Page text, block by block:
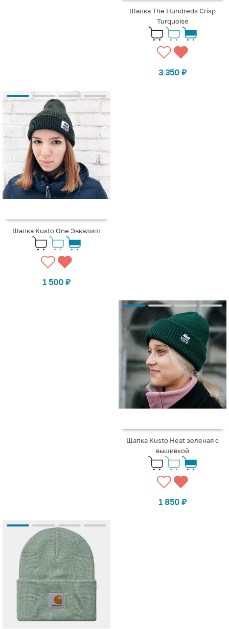
Шапка The Hundreds Crisp
Turquoise
3 350 ₽
Шапка Kusto One Эвкалипт
1 500 ₽
Шапка Kusto Heat зеленая с
вышивкой
1 850 ₽